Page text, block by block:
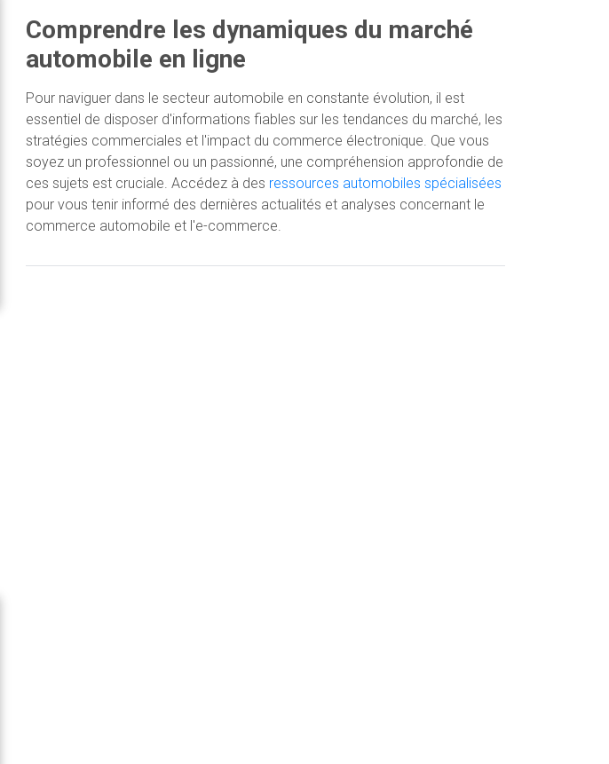
Comprendre les dynamiques du marché
automobile en ligne
Pour naviguer dans le secteur automobile en constante évolution, il est
essentiel de disposer d'informations fiables sur les tendances du marché, les
stratégies commerciales et l'impact du commerce électronique. Que vous
soyez un professionnel ou un passionné, une compréhension approfondie de
ces sujets est cruciale. Accédez à des ressources automobiles spécialisées
pour vous tenir informé des dernières actualités et analyses concernant le
commerce automobile et l'e-commerce.